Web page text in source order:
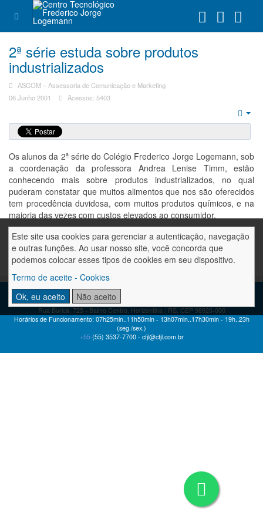
Este site usa cookies para gerenciar a autenticação, navegação
e outras funções. Ao usar nosso site, você concorda que
podemos colocar esses tipos de cookies em seu dispositivo.
Termo de aceite - Cookies
Ok, eu aceito
Não aceito
2ª série estuda sobre produtos
industrializados
ASCOM – Assessoria de Comunicação e Marketing
06 Junho 2001
Acessos: 5403
Os alunos da 2ª série do Colégio Frederico Jorge Logemann, sob
a coordenação da professora Andrea Lenise Timm, estão
conhecendo mais sobre produtos industrializados, no qual
puderam constatar que muitos alimentos que nos são oferecidos
tem procedência duvidosa, com muitos produtos químicos, e na
maioria das vezes com custos elevados ao consumidor.
CENTRO TECNOLÓGICO FREDERICO JORGE LOGEMANN
conhecer é alçar grandes voos!
Rua Buricá, 725 - Bairro Centro. Horizontina / RS. CEP 98920-000
Horários de Funcionamento: 07h25min..11h50min - 13h07min..17h30min - 19h..23h
(seg./sex.)
+55 (55) 3537-7700 - cfjl@cfjl.com.br